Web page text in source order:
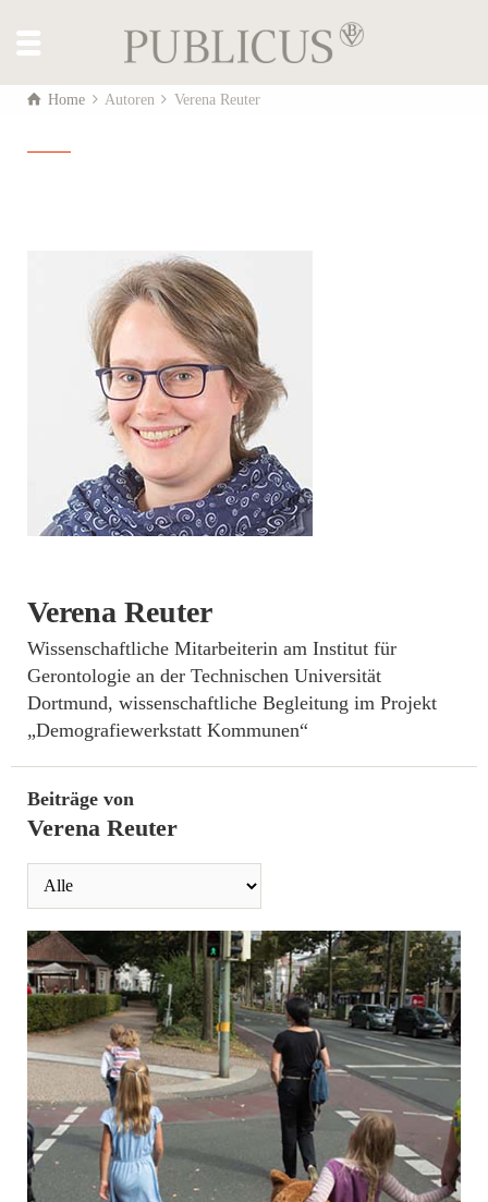
Home Autoren Verena Reuter
Verena Reuter
­Wissenschaftliche Mitarbeiterin am Institut für
Gerontologie an der Technischen Universität
Dortmund, wissenschaftliche Begleitung im Projekt
„Demografiewerkstatt Kommunen“
Beiträge von
Verena Reuter